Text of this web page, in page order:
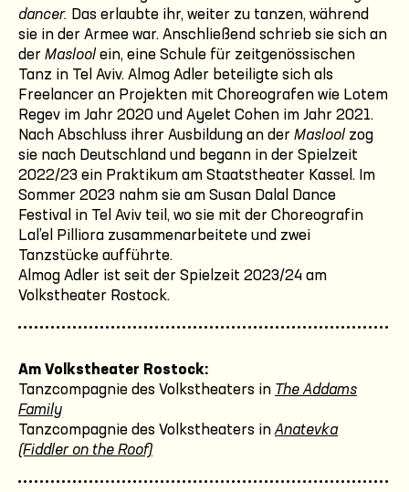
dancer. Das erlaubte ihr, weiter zu tanzen, während
sie in der Armee war. Anschließend schrieb sie sich an
der Maslool ein, eine Schule für zeitgenössischen
Tanz in Tel Aviv. Almog Adler beteiligte sich als
Freelancer an Projekten mit Choreografen wie Lotem
Regev im Jahr 2020 und Ayelet Cohen im Jahr 2021.
Nach Abschluss ihrer Ausbildung an der Maslool zog
sie nach Deutschland und begann in der Spielzeit
2022/23 ein Praktikum am Staatstheater Kassel. Im
Sommer 2023 nahm sie am Susan Dalal Dance
Festival in Tel Aviv teil, wo sie mit der Choreografin
Lal’el Pilliora zusammenarbeitete und zwei
Tanzstücke aufführte.
Almog Adler ist seit der Spielzeit 2023/24 am
Volkstheater Rostock.
Am Volkstheater Rostock:
Tanzcompagnie des Volkstheaters in The Addams
Family
Tanzcompagnie des Volkstheaters in Anatevka
(Fiddler on the Roof)